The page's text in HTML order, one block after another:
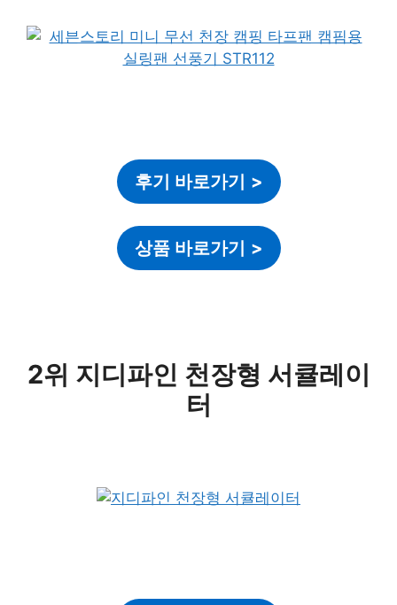
후기 바로가기 >
상품 바로가기 >
2위 지디파인 천장형 서큘레이
터